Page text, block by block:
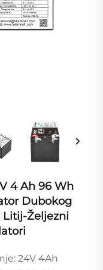
4 Ah 96 Wh
Dubokog
Litij-Željezni
24V 4Ah